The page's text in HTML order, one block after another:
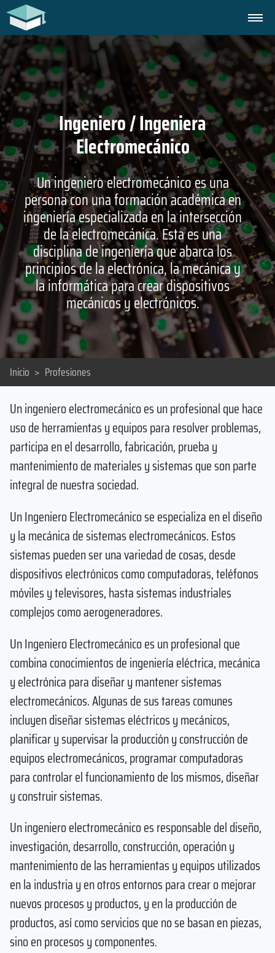
Ingeniero / Ingeniera
Electromecánico
Un ingeniero electromecánico es una
persona con una formación académica en
ingeniería especializada en la intersección
de la electromecánica. Esta es una
disciplina de ingeniería que abarca los
principios de la electrónica, la mecánica y
la informática para crear dispositivos
mecánicos y electrónicos.
Inicio > Profesiones
Un ingeniero electromecánico es un profesional que hace
uso de herramientas y equipos para resolver problemas,
participa en el desarrollo, fabricación, prueba y
mantenimiento de materiales y sistemas que son parte
integral de nuestra sociedad.
Un Ingeniero Electromecánico se especializa en el diseño
y la mecánica de sistemas electromecánicos. Estos
sistemas pueden ser una variedad de cosas, desde
dispositivos electrónicos como computadoras, teléfonos
móviles y televisores, hasta sistemas industriales
complejos como aerogeneradores.
Un Ingeniero Electromecánico es un profesional que
combina conocimientos de ingeniería eléctrica, mecánica
y electrónica para diseñar y mantener sistemas
electromecánicos. Algunas de sus tareas comunes
incluyen diseñar sistemas eléctricos y mecánicos,
planificar y supervisar la producción y construcción de
equipos electromecánicos, programar computadoras
para controlar el funcionamiento de los mismos, diseñar
y construir sistemas.
Un ingeniero electromecánico es responsable del diseño,
investigación, desarrollo, construcción, operación y
mantenimiento de las herramientas y equipos utilizados
en la industria y en otros entornos para crear o mejorar
nuevos procesos y productos, y en la producción de
productos, así como servicios que no se basan en piezas,
sino en procesos y componentes.